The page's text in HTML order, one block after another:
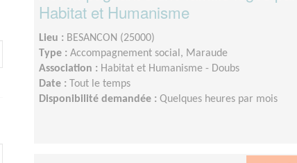
Habitat et Humanisme
Lieu : BESANCON (25000)
Type : Accompagnement social, Maraude
Association : Habitat et Humanisme - Doubs
Date :
Tout le temps
Disponibilité demandée : Quelques heures par mois